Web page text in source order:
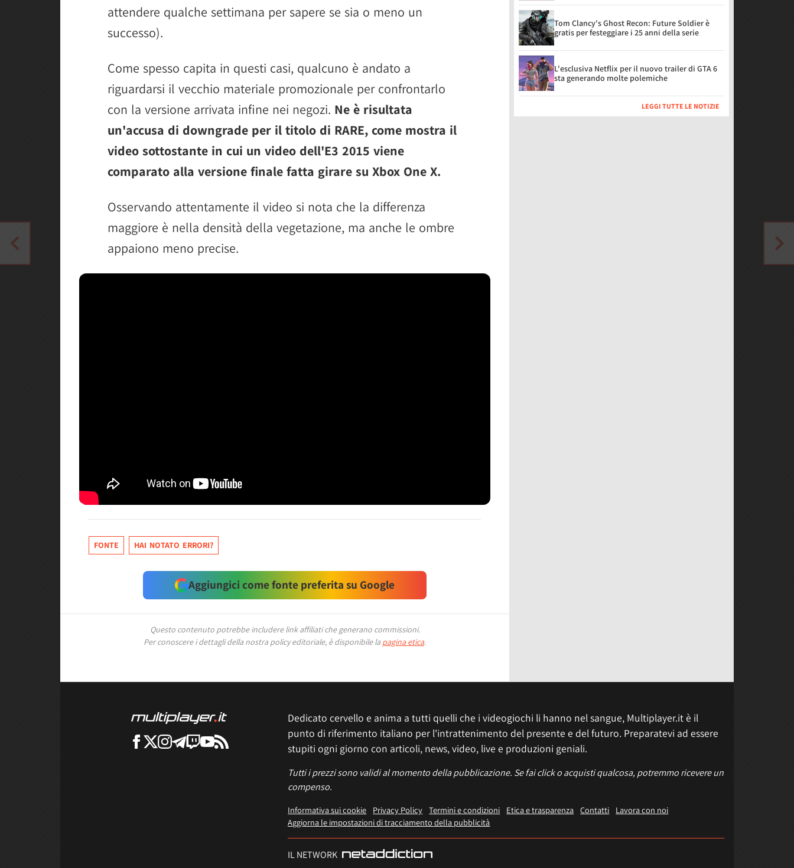
attendere qualche settimana per sapere se sia o meno un
successo).
Come spesso capita in questi casi, qualcuno è andato a
riguardarsi il vecchio materiale promozionale per confrontarlo
con la versione arrivata infine nei negozi. Ne è risultata
un'accusa di downgrade per il titolo di RARE, come mostra il
video sottostante in cui un video dell'E3 2015 viene
comparato alla versione finale fatta girare su Xbox One X.
Osservando attentamente il video si nota che la differenza
maggiore è nella densità della vegetazione, ma anche le ombre
appaiono meno precise.
FONTE HAI NOTATO ERRORI?
Aggiungici come fonte preferita su Google
Questo contenuto potrebbe includere link affiliati che generano commissioni.
Per conoscere i dettagli della nostra policy editoriale, è disponibile la pagina etica.
Tom Clancy's Ghost Recon: Future Soldier è
gratis per festeggiare i 25 anni della serie
L'esclusiva Netflix per il nuovo trailer di GTA 6
sta generando molte polemiche
LEGGI TUTTE LE NOTIZIE
Dedicato cervello e anima a tutti quelli che i videogiochi li hanno nel sangue, Multiplayer.it è il
punto di riferimento italiano per l'intrattenimento del presente e del futuro. Preparatevi ad essere
stupiti ogni giorno con articoli, news, video, live e produzioni geniali.
Tutti i prezzi sono validi al momento della pubblicazione. Se fai click o acquisti qualcosa, potremmo ricevere un
compenso.
Informativa sui cookie Privacy Policy Termini e condizioni Etica e trasparenza Contatti
Lavora con noi
Aggiorna le impostazioni di tracciamento della pubblicità
IL NETWORK